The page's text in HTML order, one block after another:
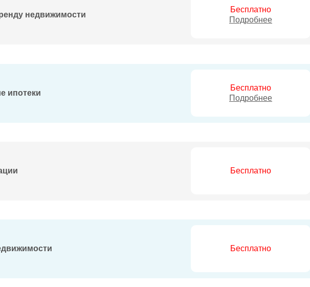
недвижимости
Бесплатно
Подробнее
ипотеки
Бесплатно
Подробнее
Бесплатно
Бесплатно